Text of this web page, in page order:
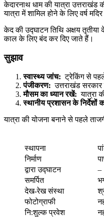
केदारनाथ धाम की यात्रा उत्तराखंड
यात्रा में शामिल होने के लिए वर्ष
केद की उद्घाटन तिथि अक्षय तृतीया
काल के लिए बंद कर दिए जाते हैं।
सुझाव
स्वास्थ्य जांच: ट्रेकिंग से
पंजीकरण: उत्तराखंड सरकार
मौसम का ध्यान रखें: यात्रा
स्थानीय प्रशासन के निर्देशों
यात्रा की योजना बनाने से पहले
स्थापना
निर्माण
द्वारा उद्घाटन
–
समर्पित
देख-रेख संस्था
फोटोग्राफी
नि:शुल्क प्रवेश